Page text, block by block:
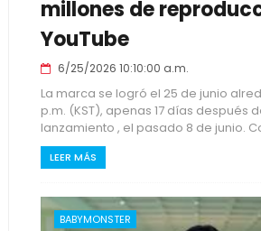
millones de
YouTube
6/25/2026 10:10:00 a.m.
La marca se logró el 25 de junio
p.m. (KST), apenas 17 días después
lanzamiento , el pasado 8 de junio.
LEER MÁS
BABYMONSTER